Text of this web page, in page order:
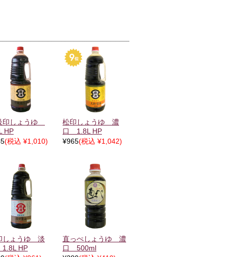
印しょうゆ
HP
(税込 ¥1,010)
松印しょうゆ 濃
口 1.8L HP
¥965(税込 ¥1,042)
しょうゆ 淡
HP
直っぺしょうゆ 濃
口 500ml